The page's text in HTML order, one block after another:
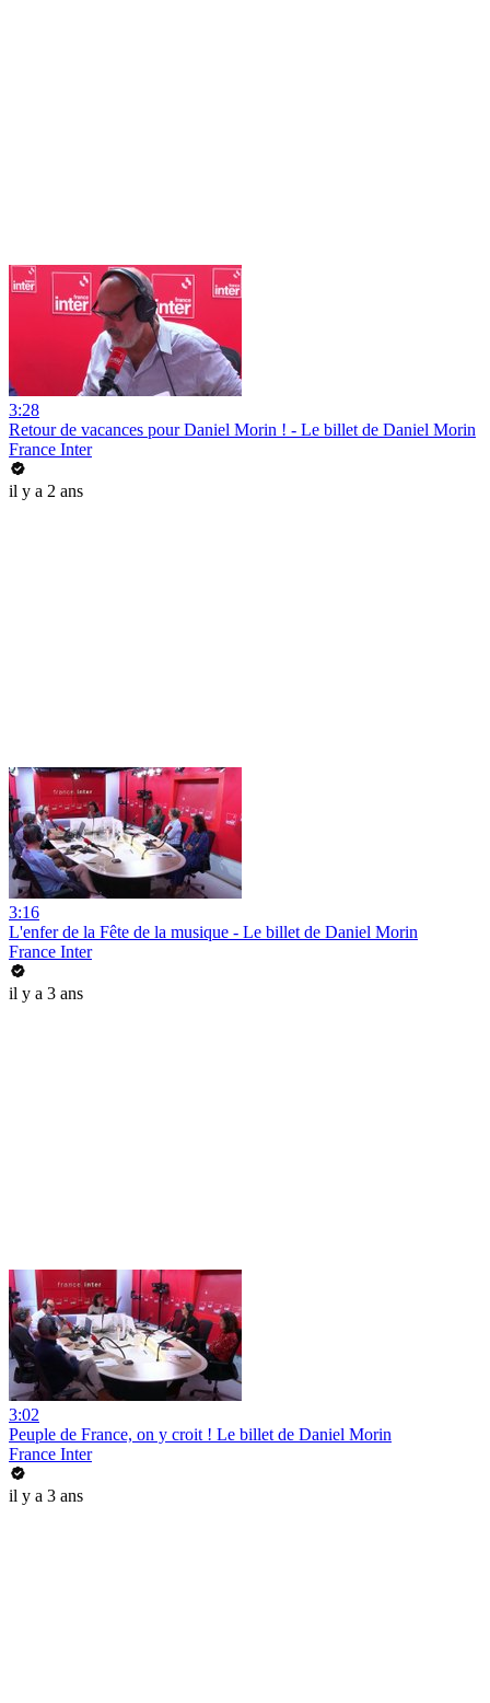
3:28
Retour de vacances pour Daniel Morin ! - Le billet de Daniel Morin
France Inter
il y a 2 ans
3:16
L'enfer de la Fête de la musique - Le billet de Daniel Morin
France Inter
il y a 3 ans
3:02
Peuple de France, on y croit ! Le billet de Daniel Morin
France Inter
il y a 3 ans